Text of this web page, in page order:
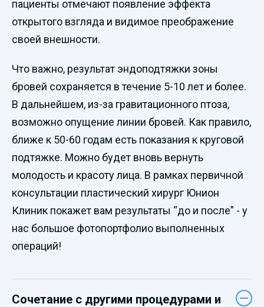
пациенты отмечают появление эффекта
открытого взгляда и видимое преображение
своей внешности.
Что важно, результат эндоподтяжки зоны
бровей сохраняется в течение 5-10 лет и более.
В дальнейшем, из-за гравитационного птоза,
возможно опущение линии бровей. Как правило,
ближе к 50-60 годам есть показания к круговой
подтяжке. Можно будет вновь вернуть
молодость и красоту лица. В рамках первичной
консультации пластический хирург Юнион
Клиник покажет вам результаты “до и после” - у
нас большое фотопортфолио выполненных
операций!
Сочетание с другими процедурами и